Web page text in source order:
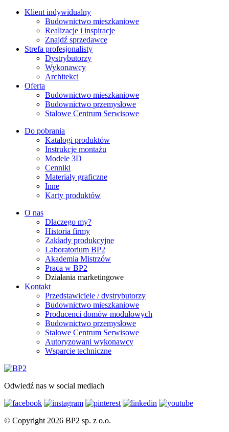
Klient indywidualny
Budownictwo mieszkaniowe
Realizacje i inspiracje
Znajdź sprzedawcę
Strefa profesjonalisty
Dystrybutorzy
Wykonawcy
Architekci
Oferta
Budownictwo mieszkaniowe
Budownictwo przemysłowe
Stalowe Centrum Serwisowe
Do pobrania
Katalogi produktów
Instrukcje montażu
Modele 3D
Cenniki
Materiały graficzne
Inne
Karty produktów
O nas
Dlaczego my?
Historia firmy
Zakłady produkcyjne
Laboratorium BP2
Akademia Mistrzów
Praca w BP2
Działania marketingowe
Kontakt
Przedstawiciele / dystrybutorzy
Budownictwo mieszkaniowe
Producenci domów modułowych
Budownictwo przemysłowe
Stalowe Centrum Serwisowe
Autoryzowani wykonawcy
Wsparcie techniczne
Odwiedź nas w social mediach
© Copyright 2026 BP2 sp. z o.o.